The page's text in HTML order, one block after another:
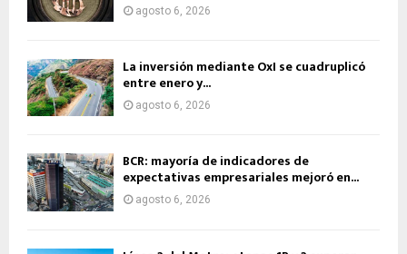
agosto 6, 2026
La inversión mediante OxI se cuadruplicó
entre enero y...
agosto 6, 2026
BCR: mayoría de indicadores de
expectativas empresariales mejoró en...
agosto 6, 2026